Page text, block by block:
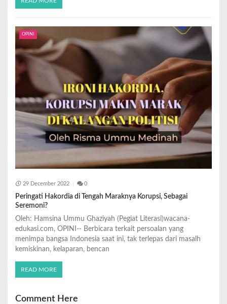
OPINI
29 December 2022 0
Peringati Hakordia di Tengah Maraknya Korupsi, Sebagai
Seremoni?
Oleh: Hamsina Ummu Ghaziyah (Pegiat Literasi)wacana-
edukasi.com, OPINI-- Berbicara terkait persoalan yang
menimpa bangsa Indonesia saat ini, tak terlepas dari masalh
kemiskinan, kelaparan, bencan
READ MORE
Comment Here